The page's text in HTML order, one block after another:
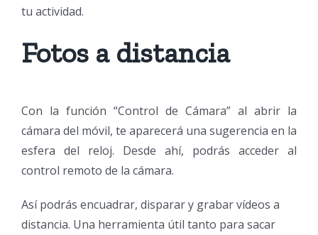
tu actividad.
Fotos a distancia
Con la función “Control de Cámara” al abrir la
cámara del móvil, te aparecerá una sugerencia en la
esfera del reloj. Desde ahí, podrás acceder al
control remoto de la cámara.
Así podrás encuadrar, disparar y grabar vídeos a
distancia. Una herramienta útil tanto para sacar